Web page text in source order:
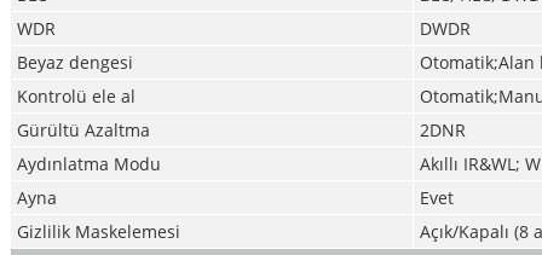
WDR
DWDR
Beyaz dengesi
Otomatik;Alan
Kontrolü ele al
Gürültü Azaltma
2DNR
Aydınlatma Modu
Akıllı IR&WL;
Ayna
Evet
Gizlilik Maskelemesi
Açık/Kapalı